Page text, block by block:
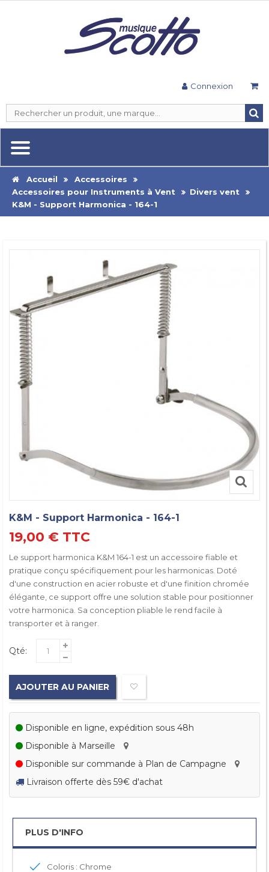
Connexion
Accueil
Accessoires
Accessoires pour Instruments à Vent
Divers vent
K&M - Support Harmonica - 164-1
K&M - Support Harmonica - 164-1
19,00 € TTC
Le support harmonica K&M 164-1 est un accessoire fiable et
pratique conçu spécifiquement pour les harmonicas. Doté
d'une construction en acier robuste et d'une finition chromée
élégante, ce support offre une solution stable pour positionner
votre harmonica. Sa conception pliable le rend facile à
transporter et à ranger.
Qté:
AJOUTER AU PANIER
Disponible en ligne, expédition sous 48h
Disponible à Marseille
Disponible sur commande à Plan de Campagne
Livraison offerte dès 59€ d'achat
PLUS D'INFO
Coloris : Chrome